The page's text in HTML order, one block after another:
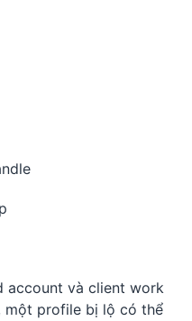
account và client work
một profile bị lộ có thể